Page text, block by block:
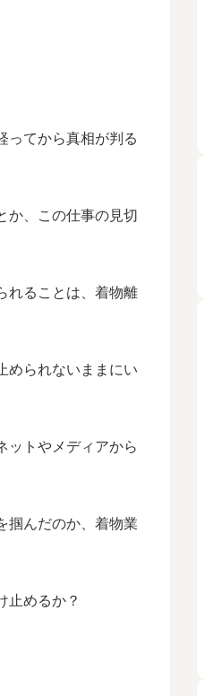
ってから真相が判る
か、この仕事の見切
れることは、着物離
められないままにい
ットやメディアから
掴んだのか、着物業
止めるか？